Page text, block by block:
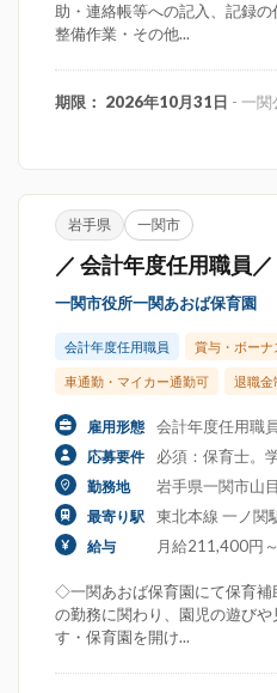
助・連絡帳等への記入、記録
整備作業・その他...
期限： 2026年10月31日 - 一関
岩手県 一関市
／ 会計年度任用職員
一関市役所一関あおば保育園
会計年度任用職員 賞与・ボーナ
車通勤・マイカー通勤可 退職金
雇用形態 会計年度任用職員
応募要件 必須：保育士。
勤務地 岩手県一関市山
最寄り駅 東北本線 一ノ関
給与 月給211,400円
◇一関あおば保育園にて保育補
の勤務に関わり、園児の遊び
す・保育園を開け...